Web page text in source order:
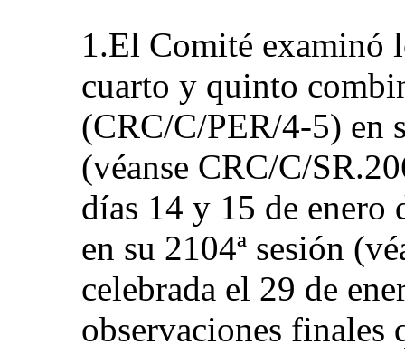
1.El Comité examinó
cuarto y quinto
(CRC/C/PER/4-5) en
(véanse CRC/C/
días 14 y 15 de enero
en su 2104ª sesión
celebrada el 29 de
observaciones